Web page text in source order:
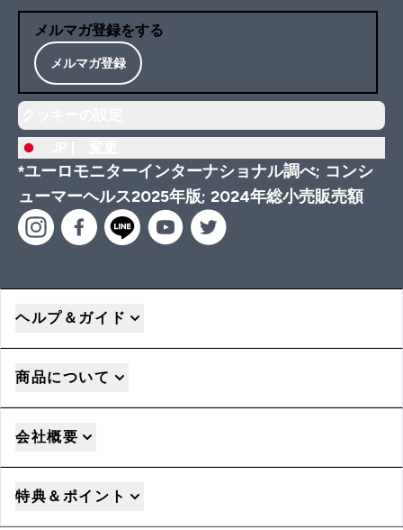
メルマガ登録をする
メルマガ登録
*ユーロモニターインターナショナル調べ; コンシ
ューマーヘルス2025年版; 2024年総小売販売額
ヘルプ＆ガイド
商品について
会社概要
特典＆ポイント